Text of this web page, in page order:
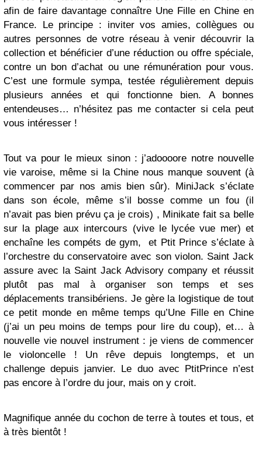
afin de faire davantage connaître Une Fille en Chine en
France. Le principe : inviter vos amies, collègues ou
autres personnes de votre réseau à venir découvrir la
collection et bénéficier d’une réduction ou offre spéciale,
contre un bon d’achat ou une rémunération pour vous.
C’est une formule sympa, testée régulièrement depuis
plusieurs années et qui fonctionne bien. A bonnes
entendeuses… n’hésitez pas me contacter si cela peut
vous intéresser !
Tout va pour le mieux sinon : j’adoooore notre nouvelle
vie varoise, même si la Chine nous manque souvent (à
commencer par nos amis bien sûr). MiniJack s’éclate
dans son école, même s’il bosse comme un fou (il
n’avait pas bien prévu ça je crois) , Minikate fait sa belle
sur la plage aux intercours (vive le lycée vue mer) et
enchaîne les compéts de gym, et Ptit Prince s’éclate à
l’orchestre du conservatoire avec son violon. Saint Jack
assure avec la Saint Jack Advisory company et réussit
plutôt pas mal à organiser son temps et ses
déplacements transibériens. Je gère la logistique de tout
ce petit monde en même temps qu’Une Fille en Chine
(j’ai un peu moins de temps pour lire du coup), et… à
nouvelle vie nouvel instrument : je viens de commencer
le violoncelle ! Un rêve depuis longtemps, et un
challenge depuis janvier. Le duo avec PtitPrince n’est
pas encore à l’ordre du jour, mais on y croit.
Magnifique année du cochon de terre à toutes et tous, et
à très bientôt !